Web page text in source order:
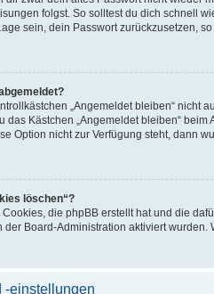
folgst. So solltest du dich schnell
sein, dein Passwort zurückzusetzen,
„Angemeldet bleiben“ nicht
das Kästchen „Angemeldet bleiben“
Option nicht zur Verfügung steht, dann
löschen“?
Cookies, die phpBB erstellt hat und die
der Board-Administration aktiviert
-einstellungen